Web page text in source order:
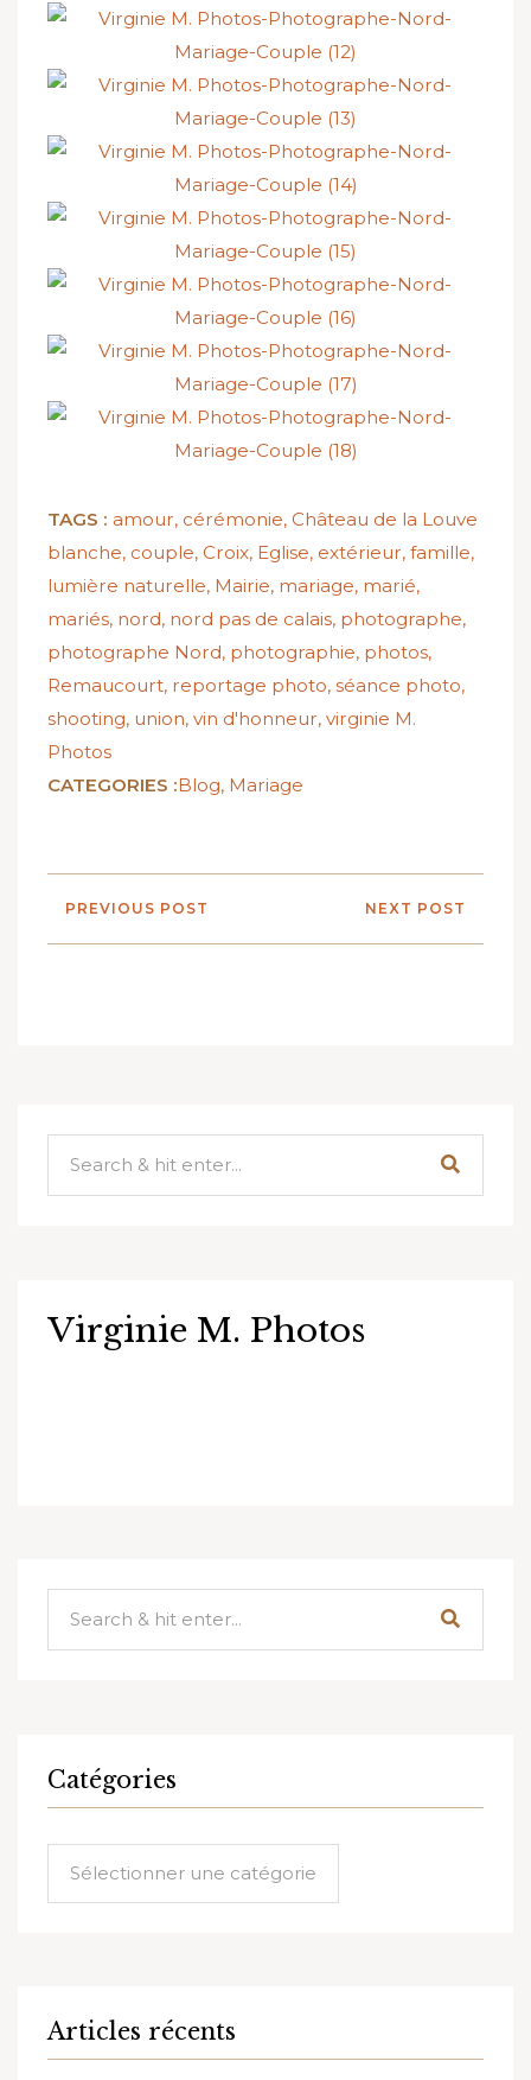
TAGS : amour, cérémonie, Château de la Louve
blanche, couple, Croix, Eglise, extérieur, famille,
lumière naturelle, Mairie, mariage, marié,
mariés, nord, nord pas de calais, photographe,
photographe Nord, photographie, photos,
Remaucourt, reportage photo, séance photo,
shooting, union, vin d'honneur, virginie M.
Photos
CATEGORIES :Blog, Mariage
PREVIOUS POST NEXT POST
Virginie M. Photos
Catégories
Articles récents